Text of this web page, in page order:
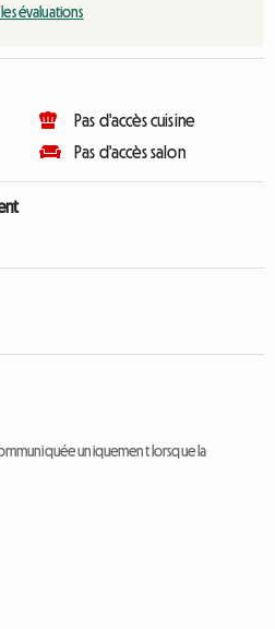
évaluations
Pas d'accès cuisine
Pas d'accès salon
uniquement lorsque la